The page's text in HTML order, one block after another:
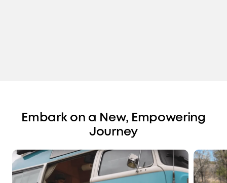
Embark on a New, Empowering
Journey